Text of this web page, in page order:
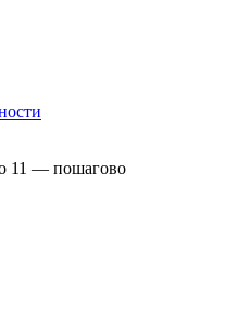
11 — пошагово